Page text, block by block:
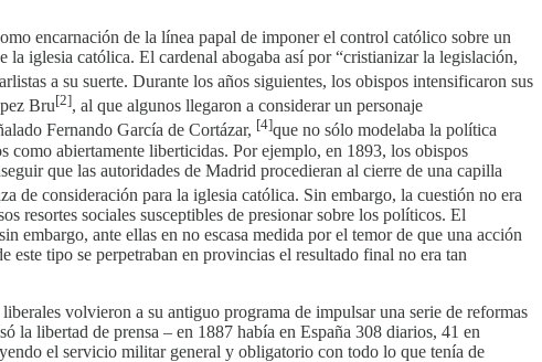
encarnación de la línea papal de imponer el control católico sobre un
iglesia católica. El cardenal abogaba así por “cristianizar la legislación,
a su suerte. Durante los años siguientes, los obispos intensificaron sus
Bru[2], al que algunos llegaron a considerar un personaje
Fernando García de Cortázar, [4]que no sólo modelaba la política
abiertamente liberticidas. Por ejemplo, en 1893, los obispos
que las autoridades de Madrid procedieran al cierre de una capilla
de consideración para la iglesia católica. Sin embargo, la cuestión no era
resortes sociales susceptibles de presionar sobre los políticos. El
embargo, ante ellas en no escasa medida por el temor de que una acción
este tipo se perpetraban en provincias el resultado final no era tan
volvieron a su antiguo programa de impulsar una serie de reformas
la libertad de prensa – en 1887 había en España 308 diarios, 41 en
el servicio militar general y obligatorio con todo lo que tenía de